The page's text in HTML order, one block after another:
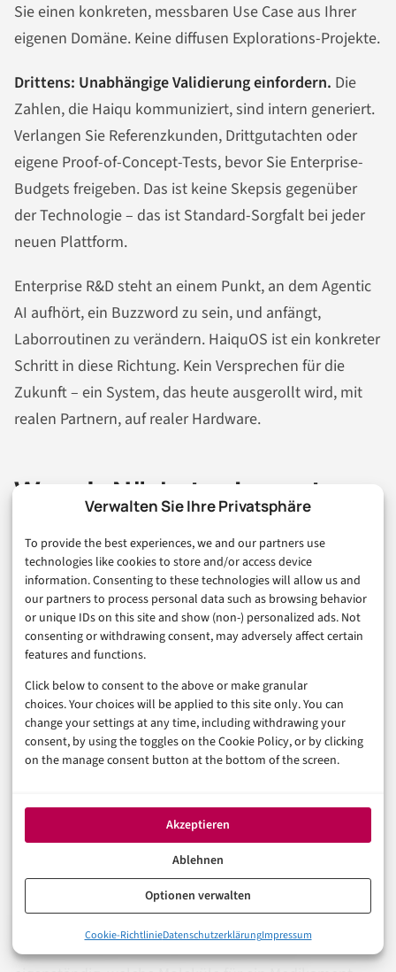
Verwalten Sie Ihre Privatsphäre
To provide the best experiences, we and our partners use
technologies like cookies to store and/or access device
information. Consenting to these technologies will allow us and
our partners to process personal data such as browsing behavior
or unique IDs on this site and show (non-) personalized ads. Not
consenting or withdrawing consent, may adversely affect certain
features and functions.
Click below to consent to the above or make granular
choices. Your choices will be applied to this site only. You can
change your settings at any time, including withdrawing your
consent, by using the toggles on the Cookie Policy, or by clicking
on the manage consent button at the bottom of the screen.
Akzeptieren
Ablehnen
Optionen verwalten
Cookie-RichtlinieDatenschutzerklärungImpressum
Sie einen konkreten, messbaren Use Case aus Ihrer
eigenen Domäne. Keine diffusen Explorations-Projekte.
Drittens: Unabhängige Validierung einfordern. Die
Zahlen, die Haiqu kommuniziert, sind intern generiert.
Verlangen Sie Referenzkunden, Drittgutachten oder
eigene Proof-of-Concept-Tests, bevor Sie Enterprise-
Budgets freigeben. Das ist keine Skepsis gegenüber
der Technologie – das ist Standard-Sorgfalt bei jeder
neuen Plattform.
Enterprise R&D steht an einem Punkt, an dem Agentic
AI aufhört, ein Buzzword zu sein, und anfängt,
Laborroutinen zu verändern. HaiquOS ist ein konkreter
Schritt in diese Richtung. Kein Versprechen für die
Zukunft – ein System, das heute ausgerollt wird, mit
realen Partnern, auf realer Hardware.
Was als Nächstes kommt –
und was nicht
Gartner schätzt laut internen Prognosen vom ersten
Quartal 2026, dass bis 2028 mehr als 50 Prozent der
Quanten-R&D-ProjekteKI-Agenten in industriellen
Forschungsprozessen
stimmt, wird die Zeit zeigen. Was stimmt: Der Trend zur
Konvergenz von Agentic AI und Quantencomputing ist
real und beschleunigt sich.
Die vollständige Eigenständigkeit von KI-Agenten in
wissenschaftlichen Disziplinen.
Forschungsautomatisierung durch KI-Agenten
HaiquOS ist mächtig, aber abhängig von menschlichen
Forschungszielen, Validierungen und ethischen
Entscheidungen. Kein Agent definiert heute
Klartext: Was Haiqu da wirklich angekündigt hat